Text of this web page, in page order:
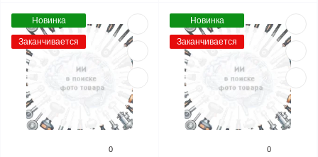
Новинка
Заканчивается
0
Новинка
Заканчивается
0